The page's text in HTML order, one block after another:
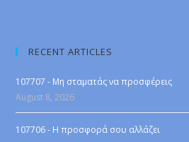
RECENT ARTICLES
107707 - Μη σταματάς να προσφέρεις
August 8, 2026
107706 - Η προσφορά σου αλλάζει